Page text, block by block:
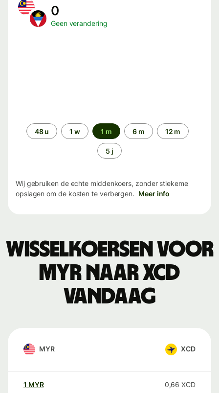
0
Geen verandering
Periode48 u 1 w 1 m 6 m 12 m
5 j
Wij gebruiken de echte middenkoers, zonder stiekeme
opslagen om de kosten te verbergen. Meer info
Wisselkoersen voor
MYR naar XCD
vandaag
MYR XCD
1 MYR 0,66 XCD